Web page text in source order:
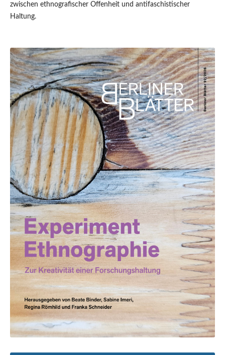
zwischen ethnografischer Offenheit und antifaschistischer
Haltung.